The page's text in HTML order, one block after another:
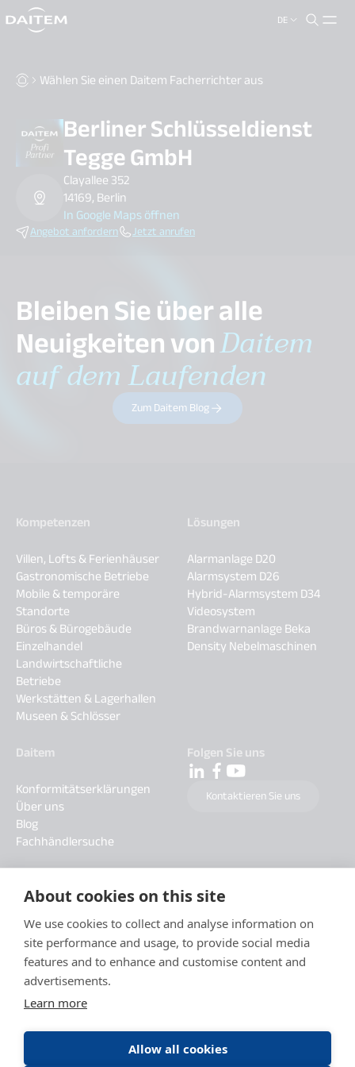
About cookies on this site
We use cookies to collect and analyse information on
site performance and usage, to provide social media
features and to enhance and customise content and
advertisements.
Learn more
Allow all cookies
DE
search.label
Wählen Sie einen Daitem Facherrichter aus
Berliner Schlüsseldienst
Tegge GmbH
Clayallee 352
14169, Berlin
In Google Maps öffnen
Angebot anfordern Jetzt anrufen
Bleiben Sie über alle
Neuigkeiten vonDaitem
auf dem Laufenden
Zum Daitem Blog
Kompetenzen
Villen, Lofts & Ferienhäuser
Gastronomische Betriebe
Mobile & temporäre
Standorte
Büros & Bürogebäude
Einzelhandel
Landwirtschaftliche
Betriebe
Werkstätten & Lagerhallen
Museen & Schlösser
Lösungen
Alarmanlage D20
Alarmsystem D26
Hybrid-Alarmsystem D34
Videosystem
Brandwarnanlage Beka
Density Nebelmaschinen
Daitem
Konformitätserklärungen
Über uns
Blog
Fachhändlersuche
Folgen Sie uns
Kontaktieren Sie uns